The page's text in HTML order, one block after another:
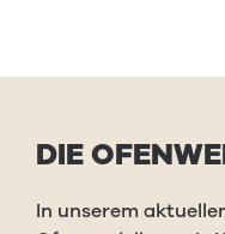
DIE
In unserem